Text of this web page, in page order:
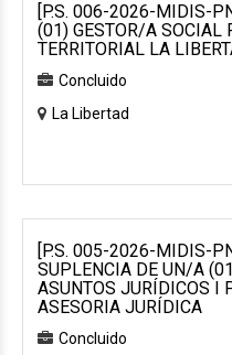
[P.S. 006-2026-MIDIS-
(01) GESTOR/A SOCIAL
TERRITORIAL LA
Concluido
La Libertad
[P.S. 005-2026-MIDIS-
SUPLENCIA DE UN/A
ASUNTOS JURÍDICOS I
ASESORIA JURÍDICA
Concluido